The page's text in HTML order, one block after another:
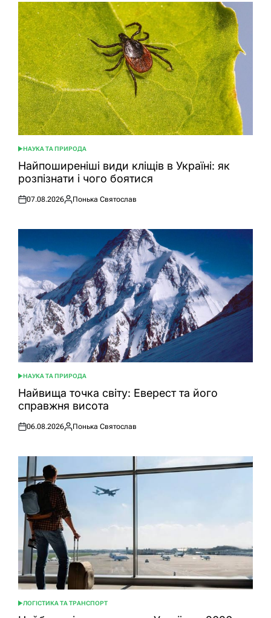
ОПУБЛІКУВАТИ
У
НАУКА ТА ПРИРОДА
Найпоширеніші види кліщів в Україні: як
розпізнати і чого боятися
Оприлюднено
07.08.2026
Опубліковано
Понька Святослав
ОПУБЛІКУВАТИ
У
НАУКА ТА ПРИРОДА
Найвища точка світу: Еверест та його
справжня висота
Оприлюднено
06.08.2026
Опубліковано
Понька Святослав
ОПУБЛІКУВАТИ
У
ЛОГІСТИКА ТА ТРАНСПОРТ